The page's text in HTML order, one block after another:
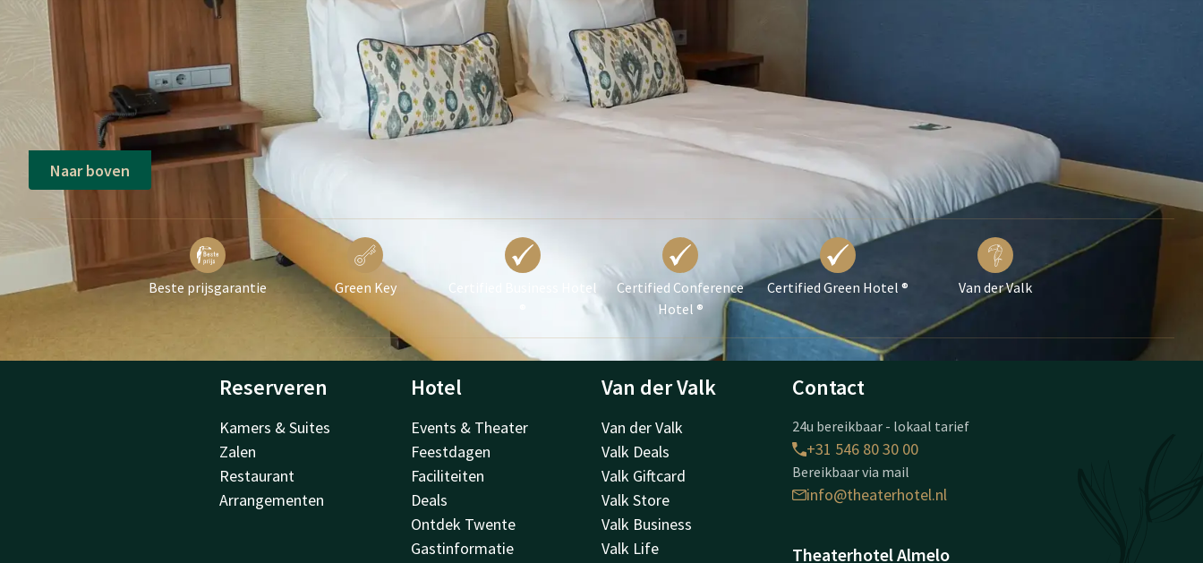
Naar boven
Beste prijsgarantie Green Key
Certified Business Hotel
Certified Conference
Hotel ®
Certified Green Hotel ® Van der Valk
Reserveren
Kamers & Suites
Zalen
Restaurant
Arrangementen
Hotel
Events & Theater
Feestdagen
Faciliteiten
Deals
Ontdek Twente
Gastinformatie
Van der Valk
Van der Valk
Valk Deals
Valk Giftcard
Valk Store
Valk Business
Valk Life
Contact
24u bereikbaar - lokaal tarief
+31 546 80 30 00
Bereikbaar via mail
info@theaterhotel.nl
Theaterhotel Almelo